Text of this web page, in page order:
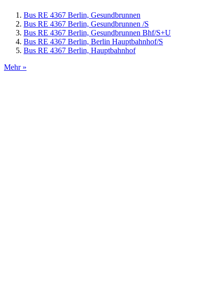
Bus RE 4367 Berlin, Gesundbrunnen
Bus RE 4367 Berlin, Gesundbrunnen /S
Bus RE 4367 Berlin, Gesundbrunnen Bhf/S+U
Bus RE 4367 Berlin, Berlin Hauptbahnhof/S
Bus RE 4367 Berlin, Hauptbahnhof
Mehr »